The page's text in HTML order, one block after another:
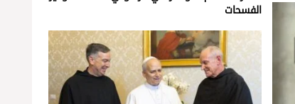
الفسحات